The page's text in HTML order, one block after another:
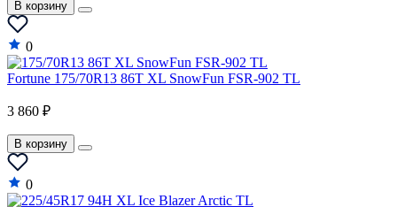
Panoz
Peugeot
Pontiac
В корзину
0
Fortune 175/70R13 86T XL SnowFun FSR-902 TL
3 860 ₽
В корзину
0